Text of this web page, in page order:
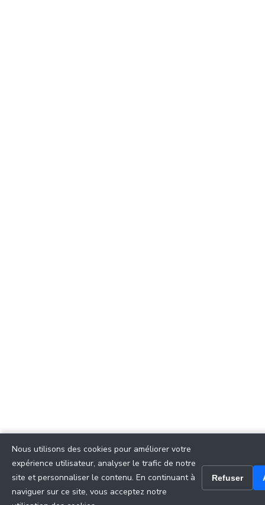
Nous utilisons des cookies pour améliorer votre
expérience utilisateur, analyser le trafic de notre
site et personnaliser le contenu. En continuant à
naviguer sur ce site, vous acceptez notre
Refuser